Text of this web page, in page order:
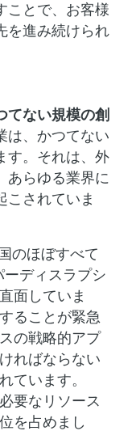
ことで、お客様
を進み続けられ
てない規模の創
は、かつてない
す。それは、外
あらゆる業界に
こされていま
のほぼすべて
ディスラプシ
面していま
ることが緊急
の戦略的アプ
ればならない
ています。
要なリソース
を占めまし